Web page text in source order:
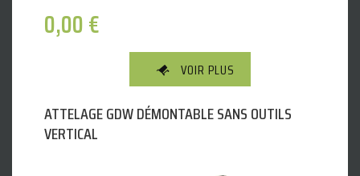
0,00€
VOIR PLUS
ATTELAGE GDW DÉMONTABLE SANS OUTILS
VERTICAL